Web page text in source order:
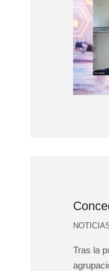
Tras la